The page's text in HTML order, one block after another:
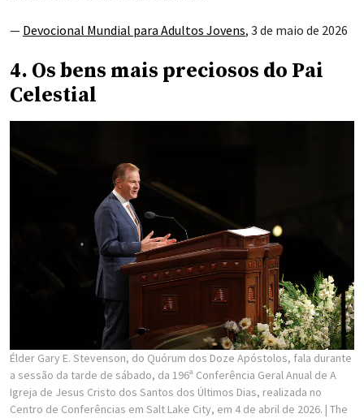
— Devocional Mundial para Adultos Jovens, 3 de maio de 2026
4. Os bens mais preciosos do Pai
Celestial
Élder Gary E. Stevenson, do Quórum dos Doze Apóstolos, fala durante
a sessão da tarde de sábado, da 196ª Conferência Geral Anual de A
Igreja de Jesus Cristo dos Santos dos Últimos Dias, realizada no
Centro de Conferências em Salt Lake City, em 4 de abril de 2026. | The